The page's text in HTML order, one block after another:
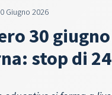
Giugno 2026
30
stop di